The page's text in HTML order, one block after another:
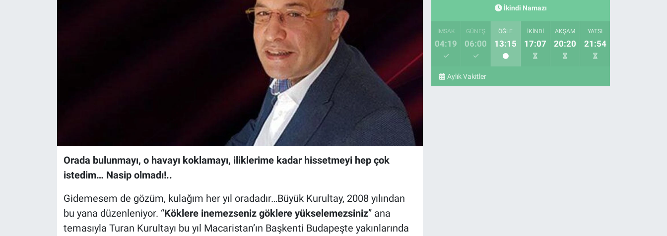
Orada bulunmayı, o havayı koklamayı, iliklerime kadar hissetmeyi hep çok
istedim… Nasip olmadı!..
Gidemesem de gözüm, kulağım her yıl oradadır…Büyük Kurultay, 2008 yılından
bu yana düzenleniyor. “Köklere inemezseniz göklere yükselemezsiniz” ana
temasıyla Turan Kurultayı bu yıl Macaristan’ın Başkenti Budapeşte yakınlarında
İkindi Namazı
İMSAK
04:19
GÜNEŞ
06:00
ÖĞLE
13:15
İKINDI
17:07
AKŞAM
20:20
YATSI
21:54
Aylık Vakitler